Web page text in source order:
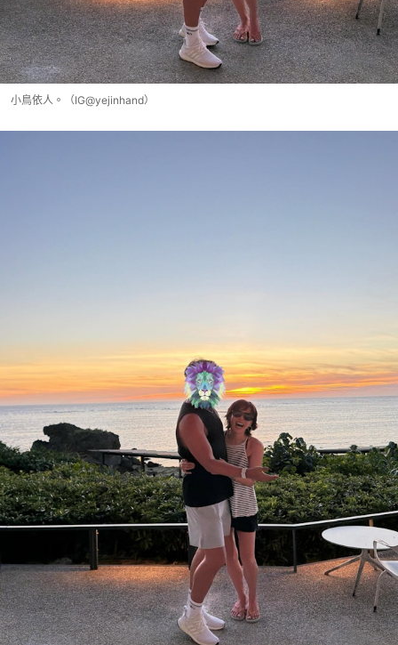
小鳥依人。（IG@yejinhand）